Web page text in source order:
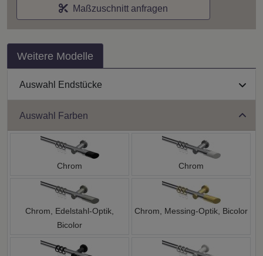
Maßzuschnitt anfragen
Weitere Modelle
Auswahl Endstücke
Auswahl Farben
Chrom Chrom
Chrom, Edelstahl-Optik,
Bicolor
Chrom, Messing-Optik, Bicolor